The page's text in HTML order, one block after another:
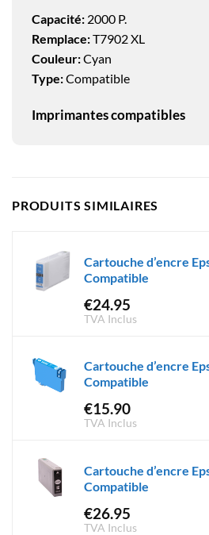
Capacité: 2000 P.
Remplace:T7902 XL
Couleur:Cyan
Type:Compatible
Imprimantes compatibles
PRODUITS SIMILAIRES
Cartouche d’encre
Compatible
€24.95
TVA Inclus
Cartouche d’encre
Compatible
€15.90
TVA Inclus
Cartouche d’encre
Compatible
€26.95
TVA Inclus